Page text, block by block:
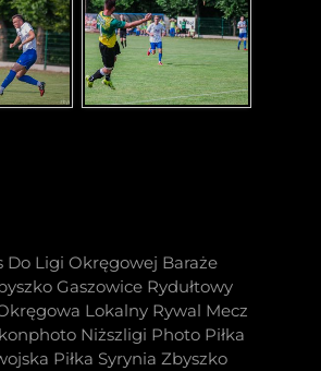
Do Ligi Okręgowej Baraże
Gaszowice Rydułtowy
Lokalny Rywal Mecz
Niższligi Photo Piłka
Piłka Syrynia Zbyszko